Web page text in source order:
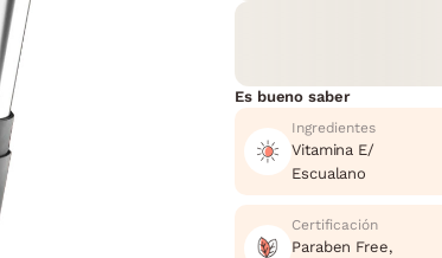
Es bueno saber
Ingredientes
Vitamina E/
Escualano
Certificación
Paraben Free,